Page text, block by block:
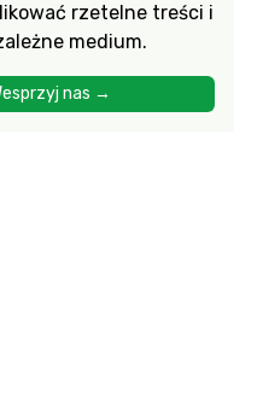
rzetelne treści i
medium.
nas →